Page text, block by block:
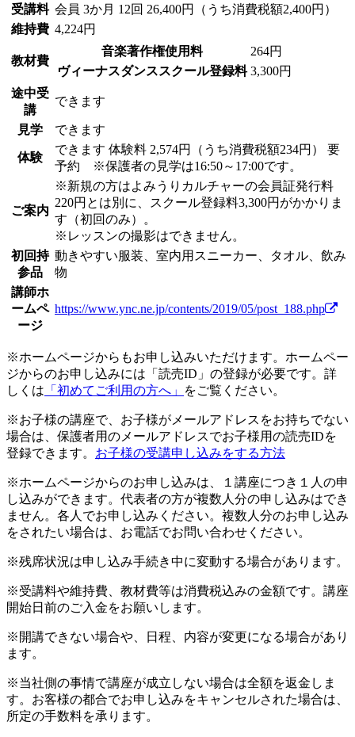
受講料 会員 3か月 12回 26,400円（うち消費税額2,400円）
維持費 4,224円
教材費
音楽著作権使用料
264円
ヴィーナスダンススクール登録料 3,300円
途中受
講
できます
見学 できます
体験
できます 体験料 2,574円（うち消費税額234円） 要
予約 ※保護者の見学は16:50～17:00です。
ご案内
※新規の方はよみうりカルチャーの会員証発行料
220円とは別に、スクール登録料3,300円がかかりま
す（初回のみ）。
※レッスンの撮影はできません。
初回持
参品
動きやすい服装、室内用スニーカー、タオル、飲み
物
講師ホ
ームペ
ージ
https://www.ync.ne.jp/contents/2019/05/post_188.php
※ホームページからもお申し込みいただけます。ホームペー
ジからのお申し込みには「読売ID」の登録が必要です。詳
しくは 「初めてご利用の方へ」 をご覧ください。
※お子様の講座で、お子様がメールアドレスをお持ちでない
場合は、保護者用のメールアドレスでお子様用の読売IDを
登録できます。 お子様の受講申し込みをする方法
※ホームページからのお申し込みは、１講座につき１人の申
し込みができます。代表者の方が複数人分の申し込みはでき
ません。各人でお申し込みください。複数人分のお申し込み
をされたい場合は、お電話でお問い合わせください。
※残席状況は申し込み手続き中に変動する場合があります。
※受講料や維持費、教材費等は消費税込みの金額です。講座
開始日前のご入金をお願いします。
※開講できない場合や、日程、内容が変更になる場合があり
ます。
※当社側の事情で講座が成立しない場合は全額を返金しま
す。お客様の都合でお申し込みをキャンセルされた場合は、
所定の手数料を承ります。